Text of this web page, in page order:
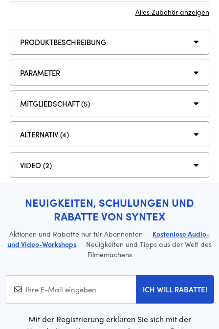
Alles Zubehör anzeigen
PRODUKTBESCHREIBUNG
PARAMETER
MITGLIEDSCHAFT (5)
ALTERNATIV (4)
VIDEO (2)
NEUIGKEITEN, SCHULUNGEN UND
RABATTE VON SYNTEX
Aktionen und Rabatte nur für Abonnenten · Kostenlose Audio-
und Video-Workshops · Neuigkeiten und Tipps aus der Welt des
Filmemachens
ICH WILL RABATTE!
Mit der Registrierung erklären Sie sich mit der